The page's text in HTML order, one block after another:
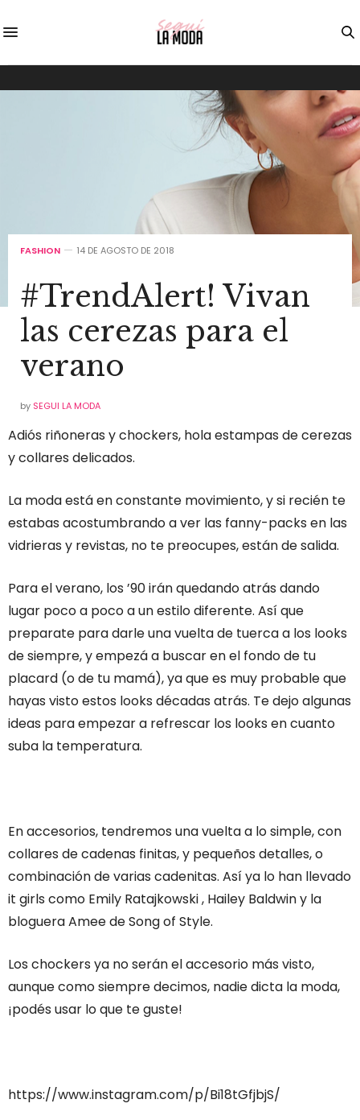
FASHION 14 DE AGOSTO DE 2018
#TrendAlert! Vivan
las cerezas para el
verano
by SEGUI LA MODA
Adiós riñoneras y chockers, hola estampas de cerezas
y collares delicados.
La moda está en constante movimiento, y si recién te
estabas acostumbrando a ver las fanny-packs en las
vidrieras y revistas, no te preocupes, están de salida.
Para el verano, los ’90 irán quedando atrás dando
lugar poco a poco a un estilo diferente. Así que
preparate para darle una vuelta de tuerca a los looks
de siempre, y empezá a buscar en el fondo de tu
placard (o de tu mamá), ya que es muy probable que
hayas visto estos looks décadas atrás. Te dejo algunas
ideas para empezar a refrescar los looks en cuanto
suba la temperatura.
En accesorios, tendremos una vuelta a lo simple, con
collares de cadenas finitas, y pequeños detalles, o
combinación de varias cadenitas. Así ya lo han llevado
it girls como Emily Ratajkowski , Hailey Baldwin y la
bloguera Amee de Song of Style.
Los chockers ya no serán el accesorio más visto,
aunque como siempre decimos, nadie dicta la moda,
¡podés usar lo que te guste!
https://www.instagram.com/p/Bi18tGfjbjS/